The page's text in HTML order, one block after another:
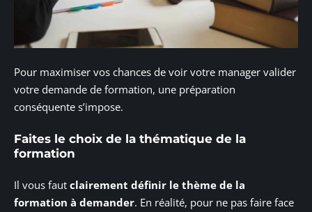
Pour maximiser vos chances de voir votre manager valider
votre demande de formation, une préparation
conséquente s’impose.
Faites le choix de la thématique de la
formation
Il vous faut clairement définir le thème de la
formation à demander. En réalité, pour ne pas faire face